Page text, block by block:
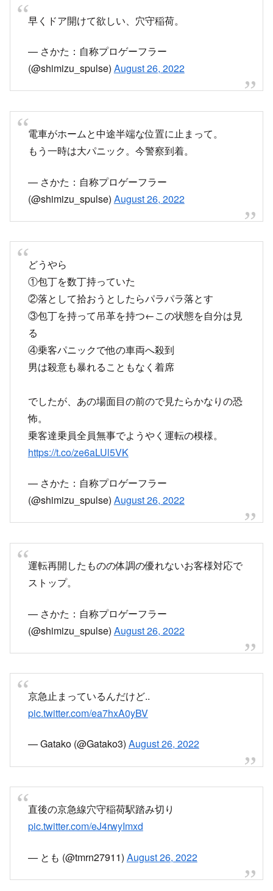
早くドア開けて欲しい、穴守稲荷。
— さかた：自称プロゲーフラー
(@shimizu_spulse) August 26, 2022
電車がホームと中途半端な位置に止まって。
もう一時は大パニック。今警察到着。
— さかた：自称プロゲーフラー
(@shimizu_spulse) August 26, 2022
どうやら
①包丁を数丁持っていた
②落として拾おうとしたらパラパラ落とす
③包丁を持って吊革を持つ←この状態を自分は見
る
④乗客パニックで他の車両へ殺到
男は殺意も暴れることもなく着席
でしたが、あの場面目の前ので見たらかなりの恐
怖。
乗客達乗員全員無事でようやく運転の模様。
https://t.co/ze6aLUl5VK
— さかた：自称プロゲーフラー
(@shimizu_spulse) August 26, 2022
運転再開したものの体調の優れないお客様対応で
ストップ。
— さかた：自称プロゲーフラー
(@shimizu_spulse) August 26, 2022
京急止まっているんだけど..
pic.twitter.com/ea7hxA0yBV
— Gatako (@Gatako3) August 26, 2022
直後の京急線穴守稲荷駅踏み切り
pic.twitter.com/eJ4rwyImxd
— とも (@tmrn27911) August 26, 2022